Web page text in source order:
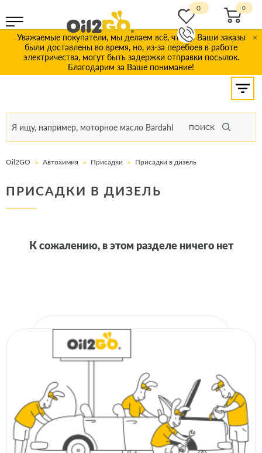
Уважаемые покупатели, мы делаем всё, чтобы Ваши заказы
были доставлены во время, но, из-за перебоев в работе
электричества, могут быть задержки отправки посылок.
Благодарим за Ваше понимание!
×
ПОИСК
0
Oil2GO Автохимия Присадки Присадки в дизель
ПРИСАДКИ В ДИЗЕЛЬ
К сожалению, в этом разделе ничего нет